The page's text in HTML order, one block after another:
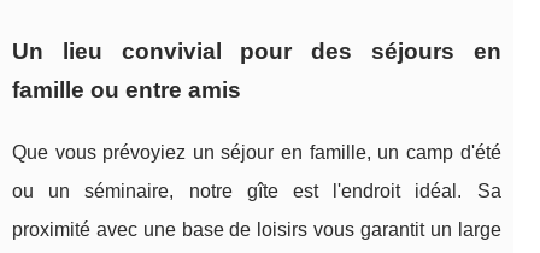
Un lieu convivial pour des séjours en
famille ou entre amis
Que vous prévoyiez un séjour en famille, un camp d'été
ou un séminaire, notre gîte est l'endroit idéal. Sa
proximité avec une base de loisirs vous garantit un large